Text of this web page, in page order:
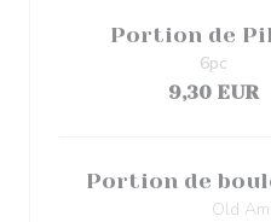
Portion de
9,30 EUR
6pc
Portion de
Old